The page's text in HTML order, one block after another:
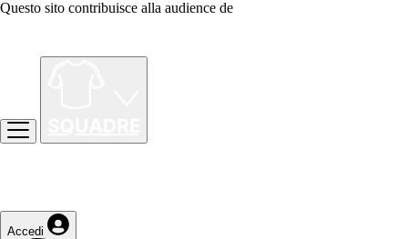
Questo sito contribuisce alla audience de
Accedi